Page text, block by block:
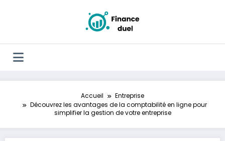
Accueil
Entreprise
Découvrez les avantages de la comptabilité en ligne pour
simplifier la gestion de votre entreprise